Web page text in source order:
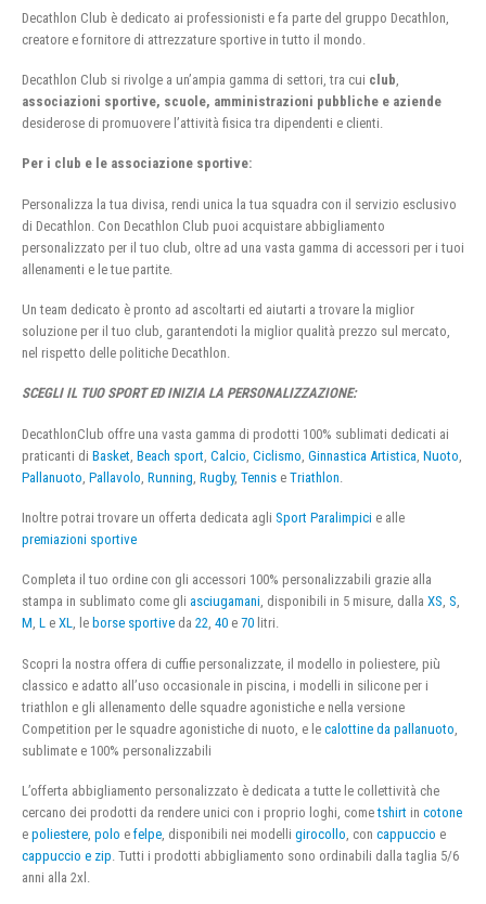
Decathlon Club è dedicato ai professionisti e fa parte del gruppo Decathlon,
creatore e fornitore di attrezzature sportive in tutto il mondo.
Decathlon Club si rivolge a un’ampia gamma di settori, tra cui club
associazioni sportive, scuole, amministrazioni pubbliche e aziende
desiderose di promuovere l’attività fisica tra dipendenti e clienti.
Per i club e le associazione sportive:
Personalizza la tua divisa, rendi unica la tua squadra con il servizio esclusivo
di Decathlon. Con Decathlon Club puoi acquistare abbigliamento
personalizzato per il tuo club, oltre ad una vasta gamma di accessori per i tuoi
allenamenti e le tue partite.
Un team dedicato è pronto ad ascoltarti ed aiutarti a trovare la miglior
soluzione per il tuo club, garantendoti la miglior qualità prezzo sul mercato,
nel rispetto delle politiche Decathlon.
SCEGLI IL TUO SPORT ED INIZIA LA PERSONALIZZAZIONE:
DecathlonClub offre una vasta gamma di prodotti 100% sublimati dedicati ai
praticanti di Basket Beach sport Calcio Ciclismo Ginnastica Artistica Nuoto
Pallanuoto Pallavolo Running Rugby, Tennis e Triathlon
Inoltre potrai trovare un offerta dedicata agli Sport Paralimpici e alle
premiazioni sportive
Completa il tuo ordine con gli accessori 100% personalizzabili grazie alla
stampa in sublimato come gli asciugamani, disponibili in 5 misure, dalla XS, S,
M, L e XL, le borse sportive da 22, 40 e 70 litri.
Scopri la nostra offera di cuffie personalizzate, il modello in poliestere, più
classico e adatto all’uso occasionale in piscina, i modelli in silicone per i
triathlon e gli allenamento delle squadre agonistiche e nella versione
Competition per le squadre agonistiche di nuoto, e le calottine da pallanuoto
sublimate e 100% personalizzabili
L’offerta abbigliamento personalizzato è dedicata a tutte le collettività che
cercano dei prodotti da rendere unici con i proprio loghi, cometshirt in cotone
e poliestere polo e felpe , disponibili nei modelli girocollo , con cappuccio e
cappuccio e zip . Tutti i prodotti abbigliamento sono ordinabili dalla taglia 5/6
anni alla 2xl.